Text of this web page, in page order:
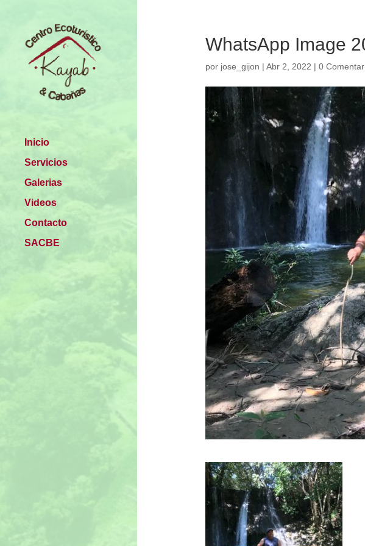
Inicio
Servicios
Galerias
Videos
Contacto
SACBE
WhatsApp Image
por jose_gijon | Abr 2, 2022 | 0